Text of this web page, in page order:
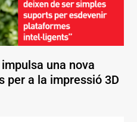
una nova
per a la impressió 3D